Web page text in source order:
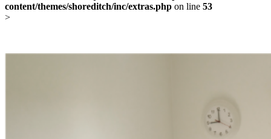
content/themes/shoreditch/inc/extras.php on line 53
>